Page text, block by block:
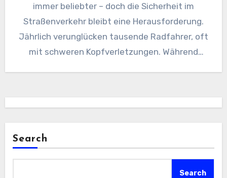
immer beliebter – doch die Sicherheit im
Straßenverkehr bleibt eine Herausforderung.
Jährlich verunglücken tausende Radfahrer, oft
mit schweren Kopfverletzungen. Während
Search
Search